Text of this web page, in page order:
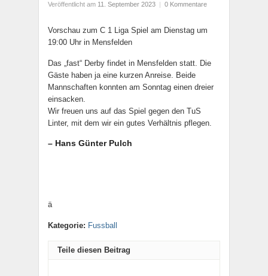
Veröffentlicht am 11. September 2023 | 0 Kommentare
Vorschau zum C 1 Liga Spiel am Dienstag um
19:00 Uhr in Mensfelden
Das „fast“ Derby findet in Mensfelden statt. Die
Gäste haben ja eine kurzen Anreise. Beide
Mannschaften konnten am Sonntag einen dreier
einsacken.
Wir freuen uns auf das Spiel gegen den TuS
Linter, mit dem wir ein gutes Verhältnis pflegen.
– Hans Günter Pulch
ä
Kategorie: Fussball
Teile diesen Beitrag